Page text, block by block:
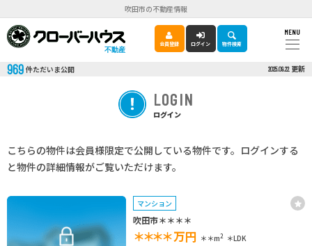
吹田市の不動産情報
不動産
会員登録 ログイン 物件検索
MENU
969 件ただいま公開 2025.09.22 更新
LOGIN
ログイン
こちらの物件は会員様限定で公開している物件です。ログインする
と物件の詳細情報がご覧いただけます。
マンション
吹田市＊＊＊＊
＊＊＊＊万円 ＊＊m2 ＊LDK